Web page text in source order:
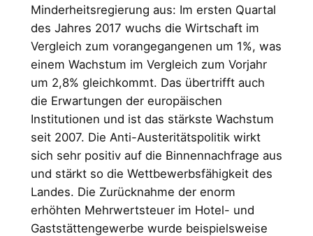
Minderheitsregierung aus: Im ersten Quartal
des Jahres 2017 wuchs die Wirtschaft im
Vergleich zum vorangegangenen um 1%, was
einem Wachstum im Vergleich zum Vorjahr
um 2,8% gleichkommt. Das übertrifft auch
die Erwartungen der europäischen
Institutionen und ist das stärkste Wachstum
seit 2007. Die Anti-Austeritätspolitik wirkt
sich sehr positiv auf die Binnennachfrage aus
und stärkt so die Wettbewerbsfähigkeit des
Landes. Die Zurücknahme der enorm
erhöhten Mehrwertsteuer im Hotel- und
Gaststättengewerbe wurde beispielsweise